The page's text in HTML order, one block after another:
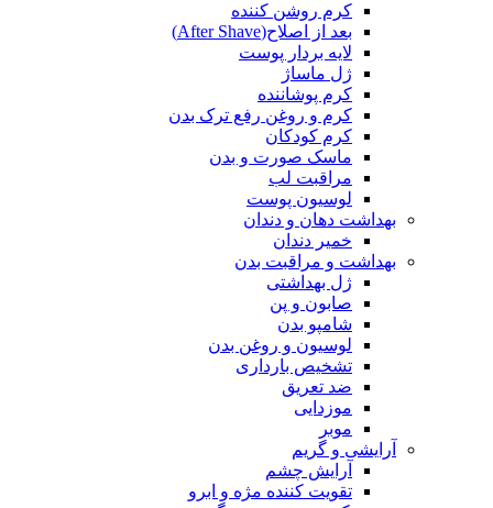
کرم روشن کننده
بعد از اصلاح(After Shave)
لایه بردار پوست
ژل ماساژ
کرم پوشاننده
کرم و روغن رفع ترک بدن
کرم کودکان
ماسک صورت و بدن
مراقبت لب
لوسیون پوست
بهداشت دهان و دندان
خمیر دندان
بهداشت و مراقبت بدن
ژل بهداشتی
صابون و پن
شامپو بدن
لوسیون و روغن بدن
تشخیص بارداری
ضد تعریق
موزدایی
آرایشی و گریم
آرایش چشم
تقویت کننده مژه و ابرو